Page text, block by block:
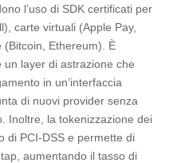
l’uso di SDK certificati per
carte virtuali (Apple Pay,
Ethereum). È
layer di astrazione che
in un’interfaccia
di nuovi provider senza
Inoltre, la tokenizzazione dei
di PCI‑DSS e permette di
aumentando il tasso di